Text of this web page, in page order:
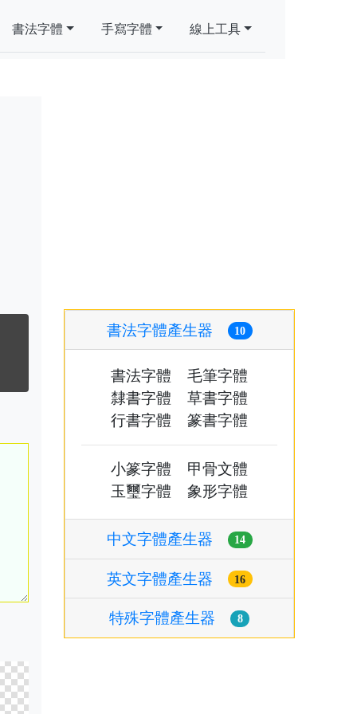
書法字體 手寫字體 線上工具
書法字體產生器 10
書法字體
毛筆字體
隸書字體
草書字體
行書字體
篆書字體
小篆字體
甲骨文體
玉璽字體
象形字體
中文字體產生器 14
英文字體產生器 16
特殊字體產生器 8